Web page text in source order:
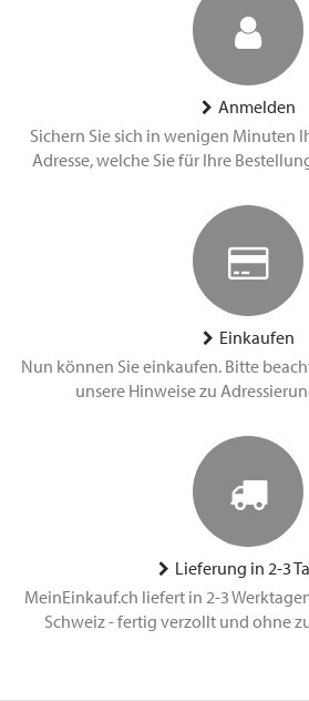
Anmelden
Sichern Sie sich in wenigen Minuten
Adresse, welche Sie für Ihre
Einkaufen
Nun können Sie einkaufen. Bitte
unsere Hinweise zu
Lieferung in 2-3
MeinEinkauf.ch liefert in 2-3
Schweiz - fertig verzollt und ohne